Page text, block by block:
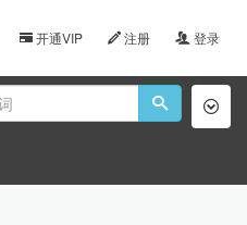
开通VIP 注册 登录